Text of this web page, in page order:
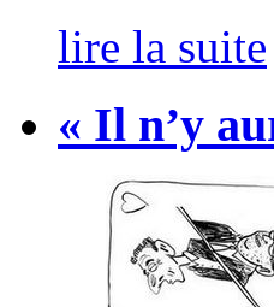
lire la suite
« Il n’y